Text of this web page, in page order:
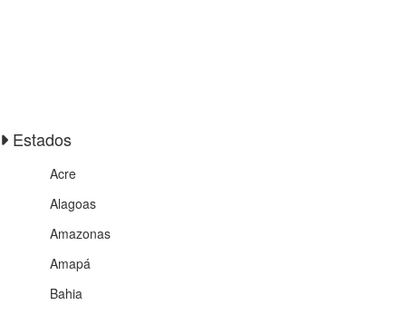
Estados
Acre
Alagoas
Amazonas
Amapá
Bahia